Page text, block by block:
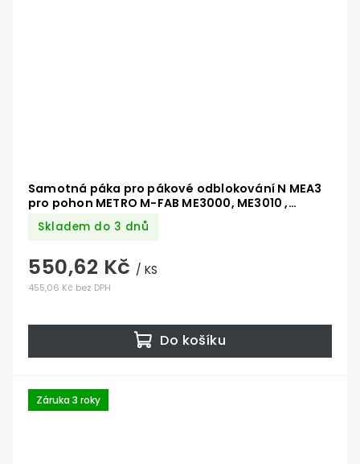
Samotná páka pro pákové odblokování N MEA3
pro pohon METRO M-FAB ME3000, ME3010 ,
Skladem do 3 dnů
455,06 Kč bez DPH
550,62 Kč / KS
Do košíku
Záruka 3 roky